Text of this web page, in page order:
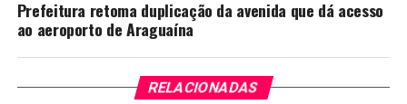
Prefeitura retoma duplicação da avenida que dá acesso
ao aeroporto de Araguaína
RELACIONADAS